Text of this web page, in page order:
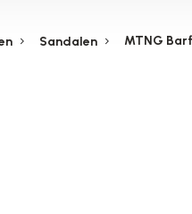
Sandalen MTNG